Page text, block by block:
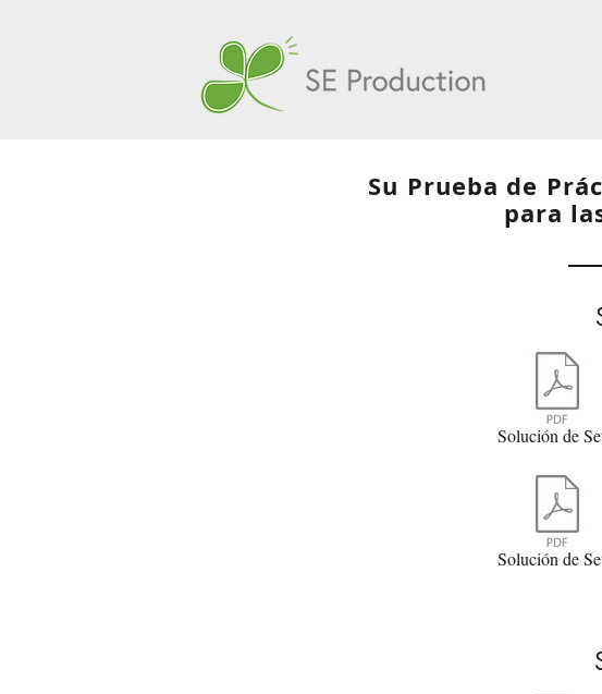
Su Prueba de
para
Solución de
Solución de